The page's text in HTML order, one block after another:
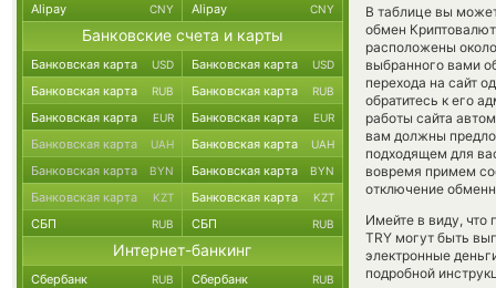
В таблице вы
обмен
расположены
выбранного вами
перехода на сайт
обратитесь к его
работы сайта
вам должны
подходящем для
вовремя примем
отключение
Имейте в виду, что
TRY могут быть
электронные
подробной
Alipay CNY Alipay CNY
Банковские счета и карты
Банковская карта USD Банковская карта USD
Банковская карта RUB Банковская карта RUB
Банковская карта EUR Банковская карта EUR
Банковская карта UAH Банковская карта UAH
Банковская карта BYN Банковская карта BYN
Банковская карта KZT Банковская карта KZT
СБП RUB СБП RUB
Интернет-банкинг
Сбербанк RUB Сбербанк RUB